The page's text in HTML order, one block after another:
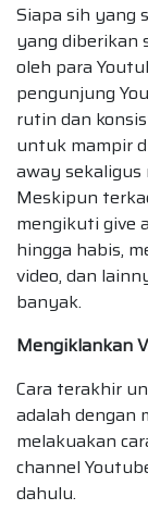
Siapa sih yang
yang diberikan
oleh para
pengunjung
rutin dan
untuk mampir
away sekaligus
Meskipun
mengikuti give
hingga habis,
video, dan
banyak.
Mengiklankan
Cara terakhir
adalah dengan
melakuakan
channel
dahulu.